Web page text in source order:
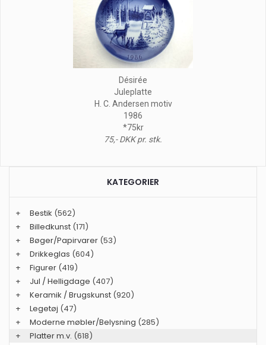
Désirée
Juleplatte
H. C. Andersen motiv
1986
*75kr
75,- DKK pr. stk.
KATEGORIER
+ Bestik (562)
+
Billedkunst (171)
+
Bøger/Papirvarer (53)
+
Drikkeglas (604)
+
Figurer (419)
+
Jul / Helligdage (407)
+
Keramik / Brugskunst (920)
+
Legetøj (47)
+
Moderne møbler/Belysning (285)
+
Platter m.v. (618)